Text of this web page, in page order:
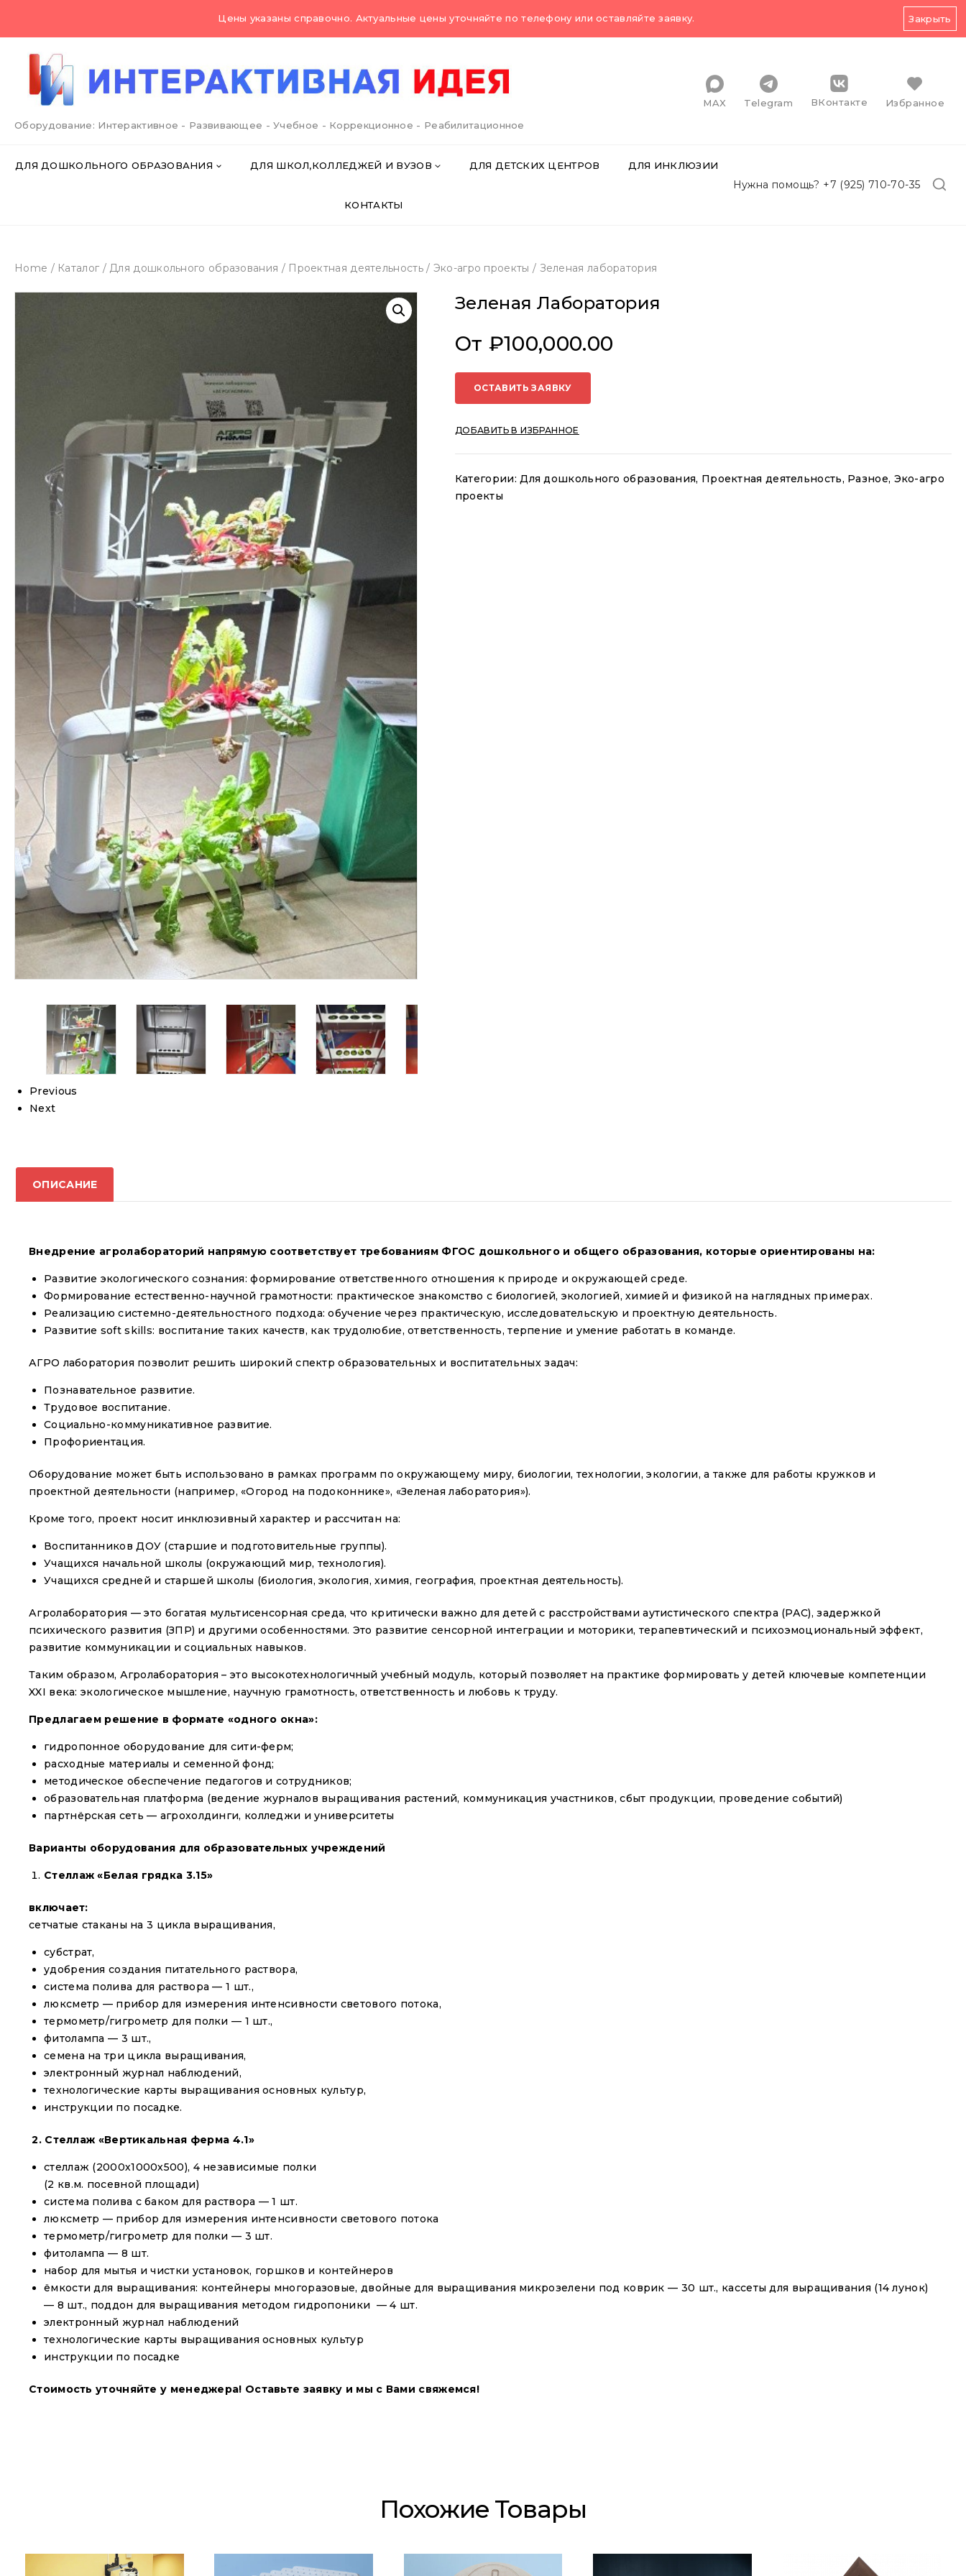
Цены указаны справочно. Актуальные цены уточняйте по телефону или оставляйте заявку. Закрыть
Оборудование: Интерактивное - Развивающее - Учебное - Коррекционное - Реабилитационное
MAX Telegram ВКонтакте Избранное
ДЛЯ ДОШКОЛЬНОГО ОБРАЗОВАНИЯ ДЛЯ ШКОЛ,КОЛЛЕДЖЕЙ И ВУЗОВ ДЛЯ ДЕТСКИХ ЦЕНТРОВ ДЛЯ ИНКЛЮЗИИ
КОНТАКТЫ
Нужна помощь? +7 (925) 710-70-35
Имя*
Телефон*
Home / Каталог / Для дошкольного образования / Проектная деятельность / Эко-агро проекты / Зеленая лаборатория
Previous
Next
Зеленая Лаборатория
От ₽100,000.00
ОСТАВИТЬ ЗАЯВКУ
ДОБАВИТЬ В ИЗБРАННОЕ
Категории: Для дошкольного образования, Проектная деятельность, Разное, Эко-агро
проекты
ОПИСАНИЕ
Внедрение агролабораторий напрямую соответствует требованиям ФГОС дошкольного и общего образования, которые ориентированы на:
Развитие экологического сознания: формирование ответственного отношения к природе и окружающей среде.
Формирование естественно-научной грамотности: практическое знакомство с биологией, экологией, химией и физикой на наглядных примерах.
Реализацию системно-деятельностного подхода: обучение через практическую, исследовательскую и проектную деятельность.
Развитие soft skills: воспитание таких качеств, как трудолюбие, ответственность, терпение и умение работать в команде.
АГРО лаборатория позволит решить широкий спектр образовательных и воспитательных задач:
Познавательное развитие.
Трудовое воспитание.
Социально-коммуникативное развитие.
Профориентация.
Оборудование может быть использовано в рамках программ по окружающему миру, биологии, технологии, экологии, а также для работы кружков и
проектной деятельности (например, «Огород на подоконнике», «Зеленая лаборатория»).
Кроме того, проект носит инклюзивный характер и рассчитан на:
Воспитанников ДОУ (старшие и подготовительные группы).
Учащихся начальной школы (окружающий мир, технология).
Учащихся средней и старшей школы (биология, экология, химия, география, проектная деятельность).
Агролаборатория — это богатая мультисенсорная среда, что критически важно для детей с расстройствами аутистического спектра (РАС), задержкой
психического развития (ЗПР) и другими особенностями. Это развитие сенсорной интеграции и моторики, терапевтический и психоэмоциональный эффект,
развитие коммуникации и социальных навыков.
Таким образом, Агролаборатория – это высокотехнологичный учебный модуль, который позволяет на практике формировать у детей ключевые компетенции
XXI века: экологическое мышление, научную грамотность, ответственность и любовь к труду.
Предлагаем решение в формате «одного окна»:
гидропонное оборудование для сити-ферм;
расходные материалы и семенной фонд;
методическое обеспечение педагогов и сотрудников;
образовательная платформа (ведение журналов выращивания растений, коммуникация участников, сбыт продукции, проведение событий)
партнёрская сеть — агрохолдинги, колледжи и университеты
Варианты оборудования для образовательных учреждений
Стеллаж «Белая грядка 3.15»
включает:
сетчатые стаканы на 3 цикла выращивания,
субстрат,
удобрения создания питательного раствора,
система полива для раствора — 1 шт.,
люксметр — прибор для измерения интенсивности светового потока,
термометр/гигрометр для полки — 1 шт.,
фитолампа — 3 шт.,
семена на три цикла выращивания,
электронный журнал наблюдений,
технологические карты выращивания основных культур,
инструкции по посадке.
2. Стеллаж «Вертикальная ферма 4.1»
стеллаж (2000х1000х500), 4 независимые полки
(2 кв.м. посевной площади)
система полива с баком для раствора — 1 шт.
люксметр — прибор для измерения интенсивности светового потока
термометр/гигрометр для полки — 3 шт.
фитолампа — 8 шт.
набор для мытья и чистки установок, горшков и контейнеров
ёмкости для выращивания: контейнеры многоразовые, двойные для выращивания микрозелени под коврик — 30 шт., кассеты для выращивания (14 лунок)
— 8 шт., поддон для выращивания методом гидропоники — 4 шт.
электронный журнал наблюдений
технологические карты выращивания основных культур
инструкции по посадке
Стоимость уточняйте у менеджера! Оставьте заявку и мы с Вами свяжемся!
Похожие Товары